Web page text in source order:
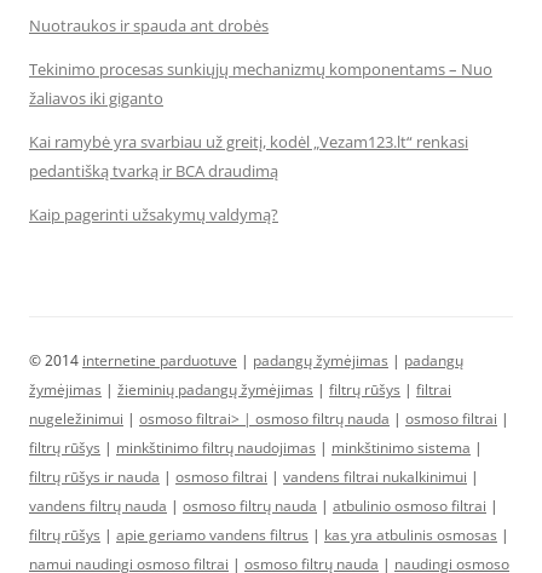
Nuotraukos ir spauda ant drobės
Tekinimo procesas sunkiųjų mechanizmų komponentams – Nuo
žaliavos iki giganto
Kai ramybė yra svarbiau už greitį, kodėl „Vezam123.lt“ renkasi
pedantišką tvarką ir BCA draudimą
Kaip pagerinti užsakymų valdymą?
© 2014 internetine parduotuve | padangų žymėjimas | padangų
žymėjimas | žieminių padangų žymėjimas | filtrų rūšys | filtrai
nugeležinimui | osmoso filtrai> | osmoso filtrų nauda | osmoso filtrai |
filtrų rūšys | minkštinimo filtrų naudojimas | minkštinimo sistema |
filtrų rūšys ir nauda | osmoso filtrai | vandens filtrai nukalkinimui |
vandens filtrų nauda | osmoso filtrų nauda | atbulinio osmoso filtrai |
filtrų rūšys | apie geriamo vandens filtrus | kas yra atbulinis osmosas |
namui naudingi osmoso filtrai | osmoso filtrų nauda | naudingi osmoso